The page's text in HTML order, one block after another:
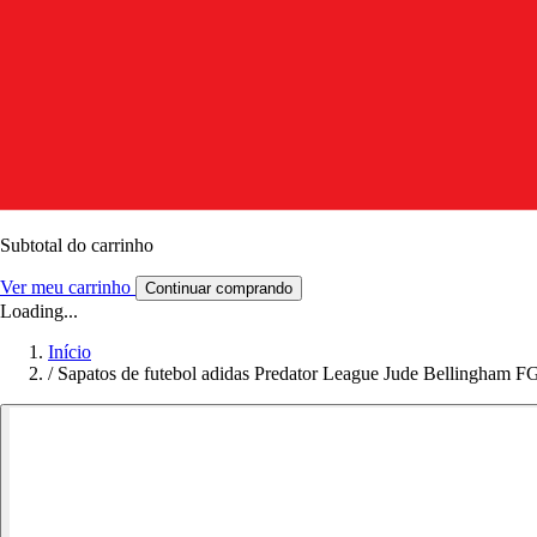
Subtotal do carrinho
Ver meu carrinho Continuar comprando
Loading...
Início
/ Sapatos de futebol adidas Predator League Jude Bellingham